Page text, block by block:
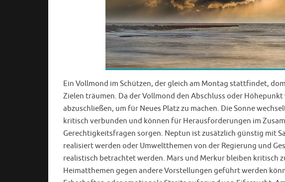
Ein Vollmond im Schützen, der gleich am Montag stattfindet,
Zielen träumen. Da der Vollmond den Abschluss oder
abzuschließen, um für Neues Platz zu machen. Die Sonne
kritisch verbunden und können für Herausforderungen im
Gerechtigkeitsfragen sorgen. Neptun ist zusätzlich günstig mit
realisiert werden oder Umweltthemen von der Regierung und
realistisch betrachtet werden. Mars und Merkur bleiben kritisch
Heimatthemen gegen andere Vorstellungen geführt werden